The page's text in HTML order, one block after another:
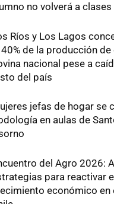
no volverá a clases
Ríos y Los Lagos
de la producción de
nacional pese a
del país
jefas de hogar se
en aulas de
del Agro 2026:
para reactivar el
económico en